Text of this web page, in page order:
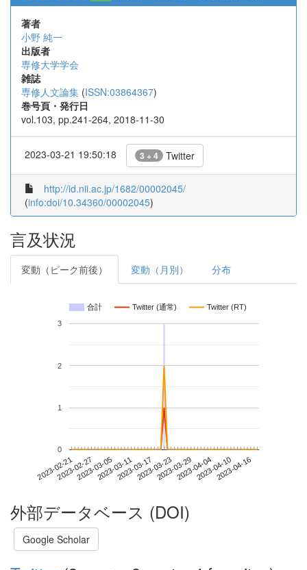
著者
小野 純一
出版者
専修大学学会
雑誌
専修人文論集 (ISSN:03864367)
巻号頁・発行日
vol.103, pp.241-264, 2018-11-30
2023-03-21 19:50:18 3 + 4 Twitter
http://id.nii.ac.jp/1682/00002045/
(info:doi/10.34360/00002045)
言及状況
変動（ピーク前後） 変動（月別） 分布
合計 Twitter (通常) Twitter (RT)
2023-02-212023-02-272023-03-052023-03-112023-03-172023-03-232023-03-292023-04-042023-04-102023-04-16
0
1
2
3
外部データベース (DOI)
Google Scholar